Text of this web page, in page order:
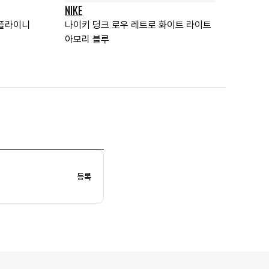
라이니
NIKE
나이키 덩크 로우 레트로 화이트 라이트
아모리 블루
등록